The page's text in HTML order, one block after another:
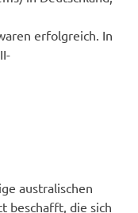
erfolgreich. In
australischen
beschafft, die sich